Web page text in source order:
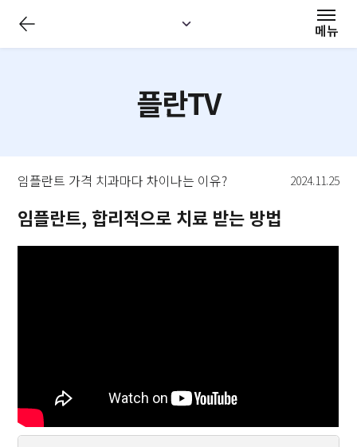
메뉴
플란TV
임플란트 가격 치과마다 차이나는 이유? 2024.11.25
임플란트, 합리적으로 치료 받는 방법